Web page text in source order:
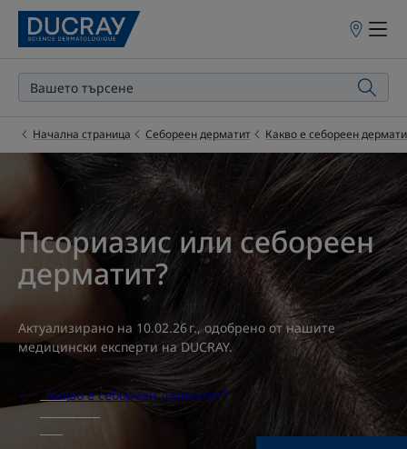
Точки
продажба
Начална страница Себореен дерматит Какво e себореeн
Псориазис или себореен
дерматит?
Актуализирано на 10.02.26 г., одобрено отнашите
медицински експерти на DUCRAY.
Какво e себореeн дерматит?